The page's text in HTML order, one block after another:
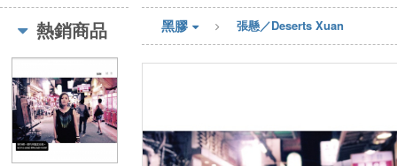
STRAY KIDS
盧廣仲 周杰伦
熱銷商品 黑膠 張懸／Deserts Xuan